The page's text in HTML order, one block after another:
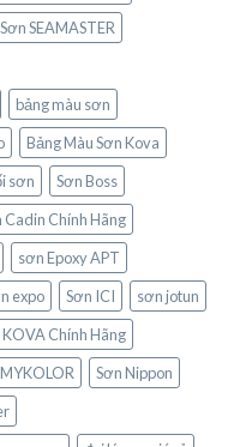
SEAMASTER
bảng màu sơn
Bảng Màu Sơn Kova
sơn
Sơn Boss
Cadin Chính Hãng
sơn Epoxy APT
expo Sơn ICI
sơn jotun
KOVA Chính Hãng
Sơn Nippon